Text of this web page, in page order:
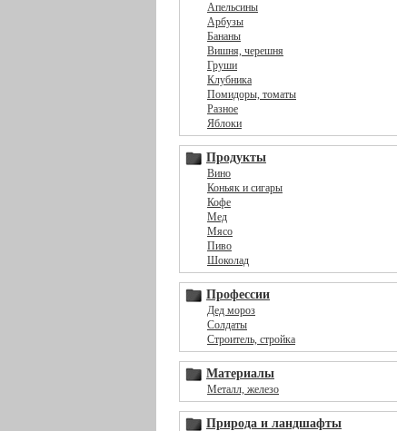
Апельсины
Арбузы
Бананы
Вишня, черешня
Груши
Клубника
Помидоры, томаты
Разное
Яблоки
Продукты
Вино
Коньяк и сигары
Кофе
Мед
Мясо
Пиво
Шоколад
Профессии
Дед мороз
Солдаты
Строитель, стройка
Материалы
Металл, железо
Природа и ландшафты